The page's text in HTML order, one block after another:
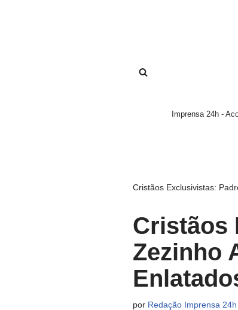
Imprensa 24h -
Cristãos Exclusivistas:
Cristãos
Zezinho
por Redação Imprensa 24h